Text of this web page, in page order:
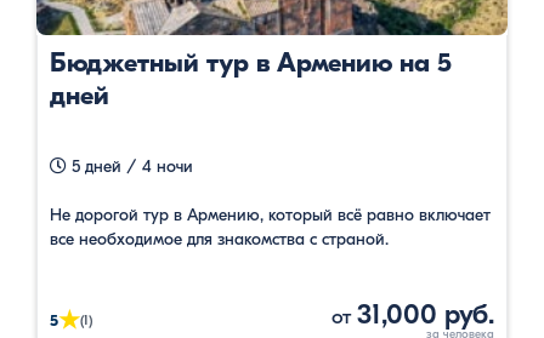
Бюджетный тур в Армению на 5
дней
5 дней / 4 ночи
Не дорогой тур в Армению, который всё равно включает
все необходимое для знакомства с страной.
5★(1) от 31,000 руб.